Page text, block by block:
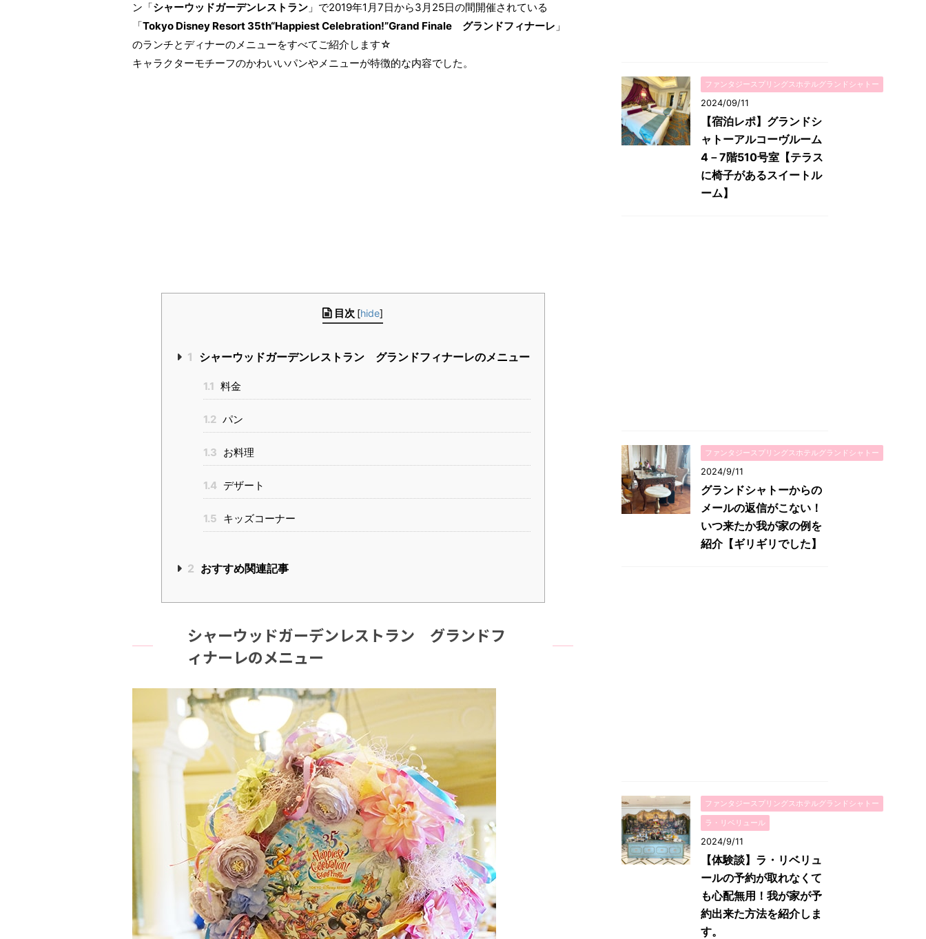
ン「シャーウッドガーデンレストラン 」で2019年1月7日から3月25日の間開催されている
「Tokyo Disney Resort 35th“Happiest Celebration!”Grand Finale グランドフィナーレ 」
のランチとディナーのメニューをすべてご紹介します☆
キャラクターモチーフのかわいいパンやメニューが特徴的な内容でした。
目次 [hide]
1 シャーウッドガーデンレストラン グランドフィナーレのメニュー
1.1 料金
1.2 パン
1.3 お料理
1.4 デザート
1.5 キッズコーナー
2 おすすめ関連記事
シャーウッドガーデンレストラン グランドフ
ィナーレのメニュー
ファンタジースプリングスホテルグランドシャトー
2024/09/11
【宿泊レポ】グランドシ
ャトーアルコーヴルーム
4－7階510号室【テラス
に椅子があるスイートル
ーム】
ファンタジースプリングスホテルグランドシャトー
2024/9/11
グランドシャトーからの
メールの返信がこない！
いつ来たか我が家の例を
紹介【ギリギリでした】
ファンタジースプリングスホテルグランドシャトー
ラ・リベリュール
2024/9/11
【体験談】ラ・リベリュ
ールの予約が取れなくて
も心配無用！我が家が予
約出来た方法を紹介しま
す。